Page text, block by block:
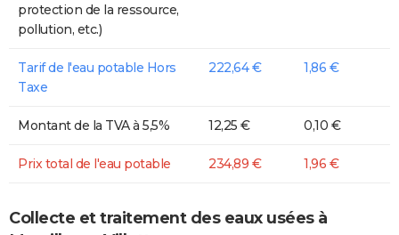
protection de la ressource,
pollution, etc.)
Tarif de l'eau potable Hors
Taxe
222,64 € 1,86 €
Montant de la TVA à 5,5% 12,25 € 0,10 €
Prix total de l'eau potable 234,89 € 1,96 €
Collecte et traitement des eaux usées à